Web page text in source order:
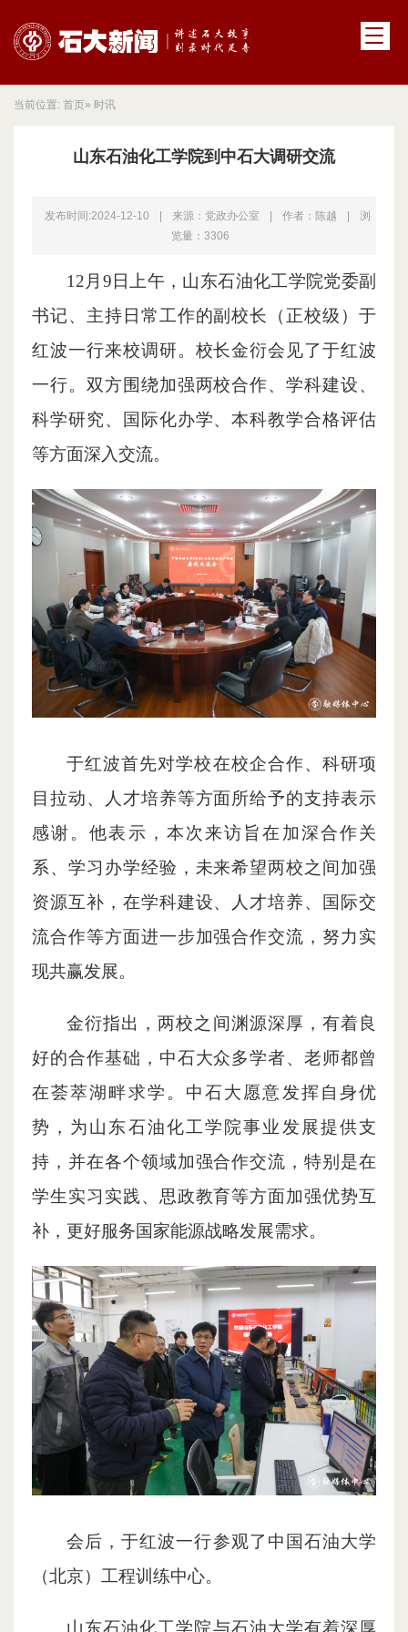
当前位置: 首页» 时讯
山东石油化工学院到中石大调研交流
发布时间:2024-12-10 来源：党政办公室 作者：陈越
浏
览量： 3306
12月9日上午，山东石油化工学院党委副
书记、主持日常工作的副校长（正校级）于
红波一行来校调研。校长金衍会见了于红波
一行。双方围绕加强两校合作、学科建设、
科学研究、国际化办学、本科教学合格评估
等方面深入交流。
于红波首先对学校在校企合作、科研项
目拉动、人才培养等方面所给予的支持表示
感谢。他表示，本次来访旨在加深合作关
系、学习办学经验，未来希望两校之间加强
资源互补，在学科建设、人才培养、国际交
流合作等方面进一步加强合作交流，努力实
现共赢发展。
金衍指出，两校之间渊源深厚，有着良
好的合作基础，中石大众多学者、老师都曾
在荟萃湖畔求学。中石大愿意发挥自身优
势，为山东石油化工学院事业发展提供支
持，并在各个领域加强合作交流，特别是在
学生实习实践、思政教育等方面加强优势互
补，更好服务国家能源战略发展需求。
会后，于红波一行参观了中国石油大学
（北京）工程训练中心。
山东石油化工学院与石油大学有着深厚